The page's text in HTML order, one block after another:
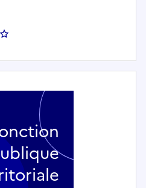
: Contrôleur de gestion (h/f) -